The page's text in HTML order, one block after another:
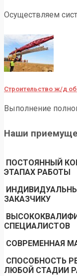
Осуществляем
Строительство ж/д
Выполнение
Наши
ПОСТОЯННЫЙ
ЭТАПАХ РАБОТЫ
ЗАКАЗЧИКУ
СПЕЦИАЛИСТОВ
СОВРЕМЕННАЯ
СПОСОБНОСТЬ
ЛЮБОЙ СТАДИИ